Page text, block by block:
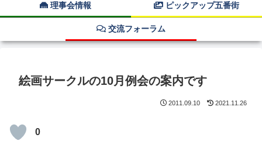
理事会情報 ピックアップ五番街
交流フォーラム
絵画サークルの10月例会の案内です
2011.09.10 2021.11.26
0